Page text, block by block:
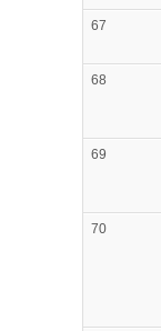
67
68
69
70